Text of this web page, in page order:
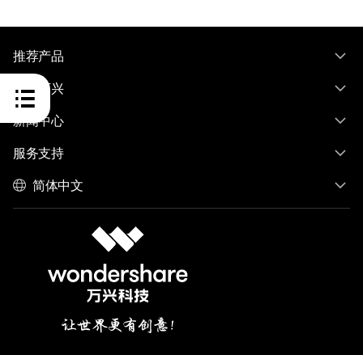
推荐产品
关于万兴
新闻中心
服务支持
简体中文